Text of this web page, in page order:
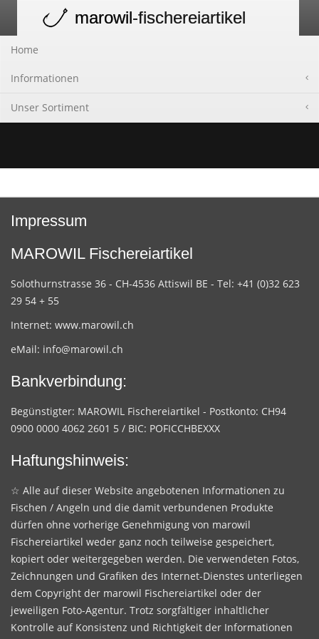
navigation
marowil-fischereiartikel
Home
Informationen
Unser Sortiment
Impressum
MAROWIL Fischereiartikel
Solothurnstrasse 36 - CH-4536 Attiswil BE - Tel: +41 (0)32 623
29 54 + 55
Internet: www.marowil.ch
eMail: info@marowil.ch
Bankverbindung:
Begünstigter: MAROWIL Fischereiartikel - Postkonto: CH94
0900 0000 4062 2601 5 / BIC: POFICCHBEXXX
Haftungshinweis:
☆ Alle auf dieser Website angebotenen Informationen zu
Fischen / Angeln und die damit verbundenen Produkte
dürfen ohne vorherige Genehmigung von marowil
Fischereiartikel weder ganz noch teilweise gespeichert,
kopiert oder weitergegeben werden. Die verwendeten Fotos,
Zeichnungen und Grafiken des Internet-Dienstes unterliegen
dem Copyright der marowil Fischereiartikel oder der
jeweiligen Foto-Agentur. Trotz sorgfältiger inhaltlicher
Kontrolle auf Konsistenz und Richtigkeit der Informationen